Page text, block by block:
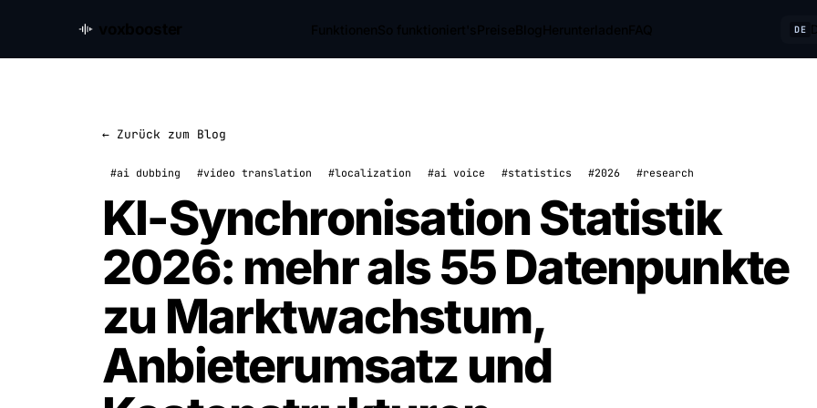
DE
← Zurück zum Blog
#ai dubbing #video translation #localization #ai voice #statistics #2026 #research
KI-Synchronisation Statistik
2026: mehr als 55 Datenpunkte
zu Marktwachstum,
Anbieterumsatz und